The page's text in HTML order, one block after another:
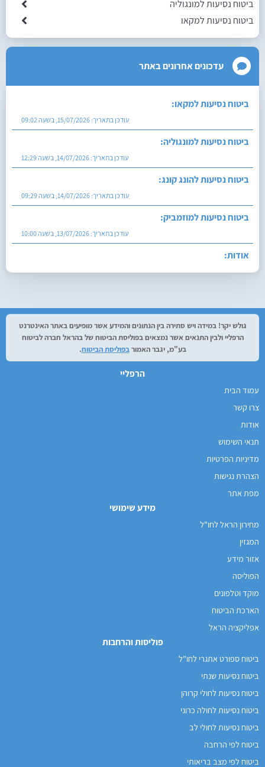
ביטוח נסיעות למונגוליה
ביטוח נסיעות למקאו
עדכונים אחרונים באתר
ביטוח נסיעות למקאו:
עודכן בתאריך: 15/07/2026, בשעה 09:02
ביטוח נסיעות למונגוליה:
עודכן בתאריך: 14/07/2026, בשעה 12:29
ביטוח נסיעות להונג קונג:
עודכן בתאריך: 14/07/2026, בשעה 09:29
ביטוח נסיעות למוזמביק:
עודכן בתאריך: 13/07/2026, בשעה 10:00
אודות:
עודכן בתאריך:27/07/2026, בשעה 12:29
גולש יקר! במידה ויש סתירה בין הנתונים והמידע אשר מופיעים באתר האינטרנט
הרפליי ולבין התנאים אשר נמצאים בפוליסת הביטוח של בהראל חברה לביטוח
בע"מ, יגבר האמורבפוליסת הביטוח.
הרפליי
עמוד הבית
צרו קשר
אודות
תנאי השימוש
מדיניות הפרטיות
הצהרת נגישות
מפת אתר
מידע שימושי
מחירון הראל לחו"ל
המגזין
אזור מידע
הפוליסה
מוקד וטלפונים
הארכת הביטוח
אפליקציה הראל
פוליסות והרחבות
ביטוח ספורט אתגרי לחו"ל
ביטוח נסיעות שנתי
ביטוח נסיעות לחולי קרוהן
ביטוח נסיעות לחולה כרוני
ביטוח נסיעות לחולי לב
ביטוח לפי הרחבה
ביטוח לפי מצב בריאותי